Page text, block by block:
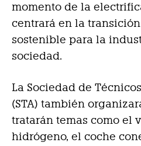
momento de la
centrará en la
sostenible para la
sociedad.
La Sociedad de
(STA) también
tratarán temas como el
hidrógeno, el coche